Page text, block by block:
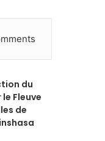
du
Fleuve
de